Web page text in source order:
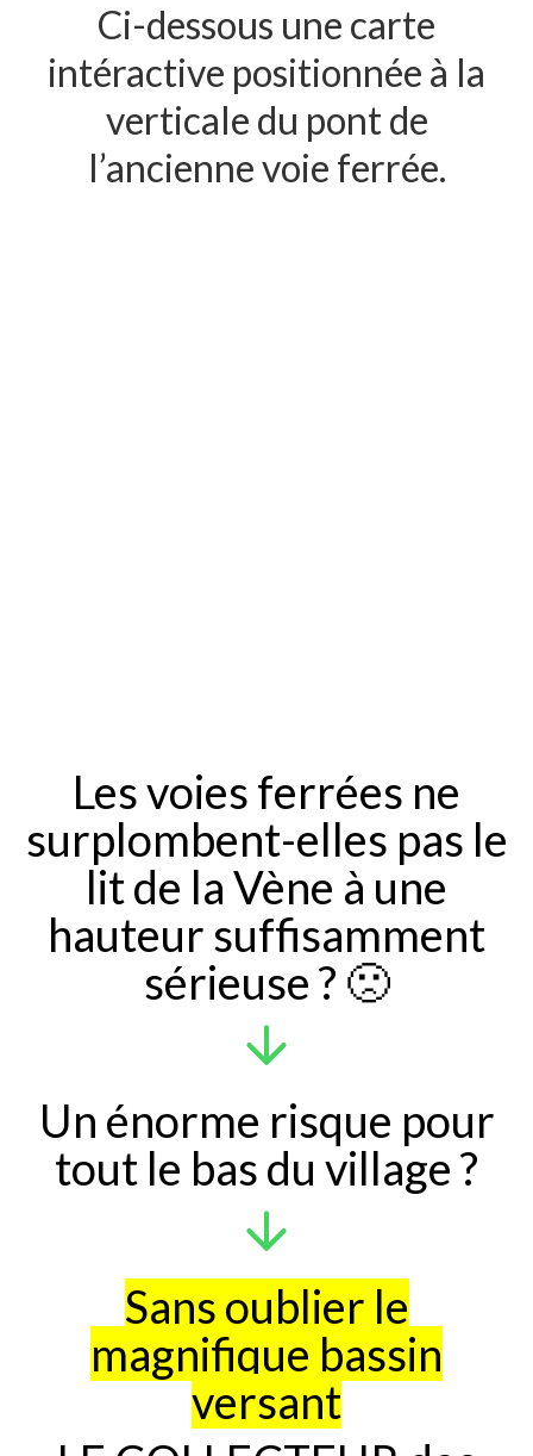
Ci-dessous une carte
intéractive positionnée à la
verticale du pont de
l’ancienne voie ferrée.
Les voies ferrées ne
surplombent-elles pas le
lit de la Vène à une
hauteur suffisamment
sérieuse ? 🙁
Un énorme risque pour
tout le bas du village ?
Sans oublier le
magnifique bassin
versant